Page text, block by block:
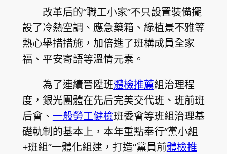
改革后的“職工小家”不只設置裝備擺
設了冷熱空調、應急藥箱、綠植景不雅等
熱心舉措措施，加倍進了班構成員全家
福、平安寄語等溫情元素。
為了連續晉陞班體檢推薦組治理程
度，銀光團體在先后完美交代班、班前班
后會、 一般勞工健檢班委會等班組治理基
礎軌制的基本上，本年重點奉行“黨小組
+班組”一體化組建，打造“黨員前體檢推